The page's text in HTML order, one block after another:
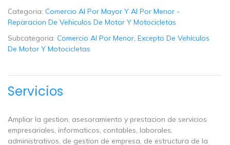
Categoria: Comercio Al Por Mayor Y Al Por Menor -
Reparacion De Vehiculos De Motor Y Motocicletas
Subcategoria: Comercio Al Por Menor, Excepto De Vehículos
De Motor Y Motocicletas
Servicios
Ampliar la gestion, asesoramiento y prestacion de servicios
empresariales, informaticos, contables, laborales,
administrativos, de gestion de empresa, de estructura de la